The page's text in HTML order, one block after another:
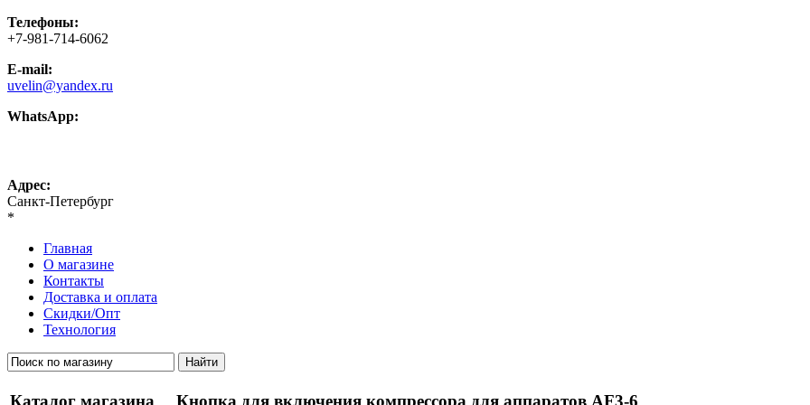
Телефоны:
+7-981-714-6062
E-mail:
uvelin@yandex.ru
WhatsApp:
Адрес:
Санкт-Петербург
*
Главная
О магазине
Контакты
Доставка и оплата
Скидки/Опт
Технология
Каталог магазина Кнопка для включения компрессора для аппаратов AF3-6